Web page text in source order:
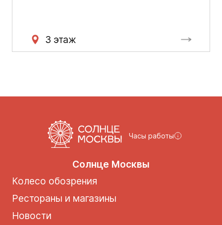
3 этаж
Часы работы
Солнце Москвы
Колесо обозрения
Рестораны и магазины
Новости